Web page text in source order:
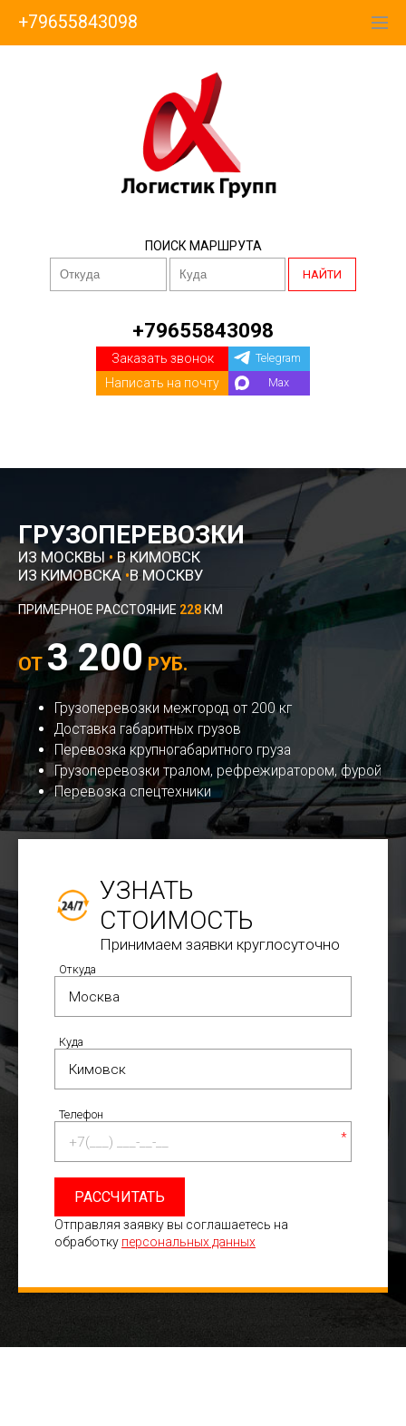
+79655843098
ПОИСК МАРШРУТА
НАЙТИ
+79655843098
Заказать звонок
Написать на почту
Telegram
Max
ГРУЗОПЕРЕВОЗКИ
ИЗ МОСКВЫ •В КИМОВСК
ИЗ КИМОВСКА •В МОСКВУ
ПРИМЕРНОЕ РАССТОЯНИЕ 228 КМ
ОТ 3 200 РУБ.
Грузоперевозки межгород от 200 кг
Доставка габаритных грузов
Перевозка крупногабаритного груза
Грузоперевозки тралом, рефрежиратором, фурой
Перевозка спецтехники
УЗНАТЬ
СТОИМОСТЬ
Принимаем заявки круглосуточно
Откуда
Куда
Телефон
*
РАССЧИТАТЬ
Отправляя заявку вы соглашаетесь на
обработку персональных данных